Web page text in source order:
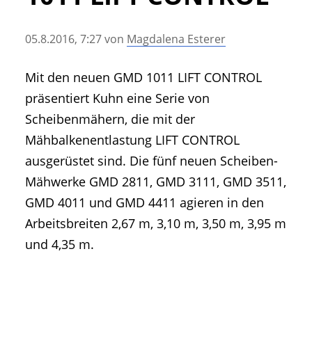
• Messen und Veranstaltungen
• Agritechnica Neuheiten Archiv
• Artikel nach Hersteller/Marke
05.8.2016, 7:27von Magdalena Esterer
Mit den neuen GMD 1011 LIFT CONTROL
präsentiert Kuhn eine Serie von
Scheibenmähern, die mit der
Mähbalkenentlastung LIFT CONTROL
ausgerüstet sind. Die fünf neuen Scheiben-
Mähwerke GMD 2811, GMD 3111, GMD 3511,
GMD 4011 und GMD 4411 agieren in den
Arbeitsbreiten 2,67 m, 3,10 m, 3,50 m, 3,95 m
und 4,35 m.